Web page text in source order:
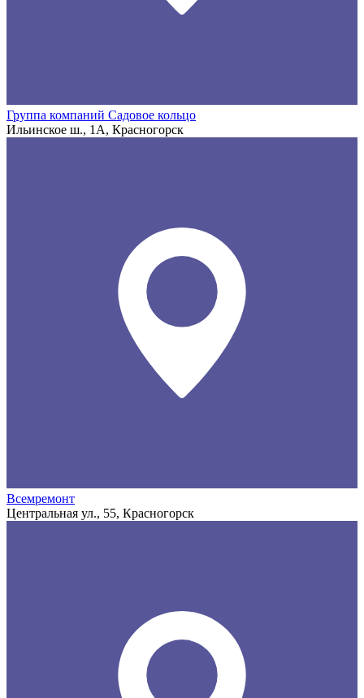
Группа компаний Садовое кольцо
Ильинское ш., 1А, Красногорск
Всемремонт
Центральная ул., 55, Красногорск